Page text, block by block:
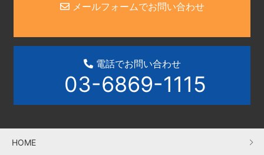
メールフォームでお問い合わせ
電話でお問い合わせ
03-6869-1115
HOME